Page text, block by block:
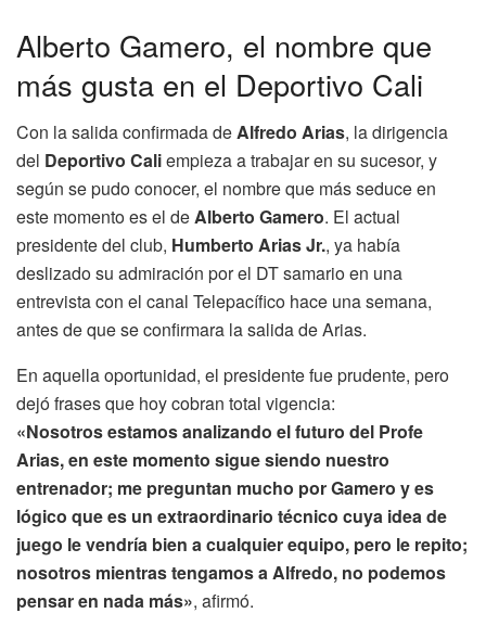
Alberto Gamero, el nombre que
más gusta en el Deportivo Cali
Con la salida confirmada deAlfredo Arias, la dirigencia
del Deportivo Caliempieza a trabajar en su sucesor, y
según se pudo conocer, el nombre que más seduce en
este momento es el deAlberto Gamero. El actual
presidente del club, Humberto Arias Jr., ya había
deslizado su admiración por el DT samario en una
entrevista con el canal Telepacífico hace una semana,
antes de que se confirmara la salida de Arias.
En aquella oportunidad, el presidente fue prudente, pero
dejó frases que hoy cobran total vigencia:
«Nosotros estamos analizando el futuro del Profe
Arias, en este momento sigue siendo nuestro
entrenador; me preguntan mucho por Gamero y es
lógico que es un extraordinario técnico cuya idea de
juego le vendría bien a cualquier equipo, pero le repito;
nosotros mientras tengamos a Alfredo, no podemos
pensar en nada más», afirmó.